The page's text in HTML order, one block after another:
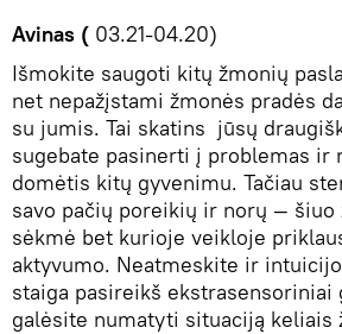
Avinas ( 03.21-04.20)
Išmokite saugoti kitų žmonių
net nepažįstami žmonės pradės
su jumis. Tai skatins jūsų
sugebate pasinerti į problemas ir
domėtis kitų gyvenimu. Tačiau
savo pačių poreikių ir norų —
sėkmė bet kurioje veikloje
aktyvumo. Neatmeskite ir
staiga pasireikš
galėsite numatyti situaciją keliais